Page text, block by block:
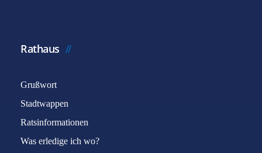
Rathaus
Grußwort
Stadtwappen
Ratsinformationen
Was erledige ich wo?